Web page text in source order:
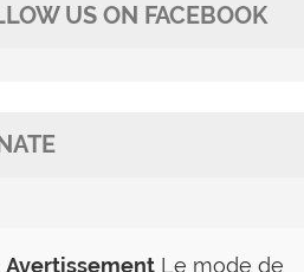
US ON FACEBOOK
Avertissement Le mode de